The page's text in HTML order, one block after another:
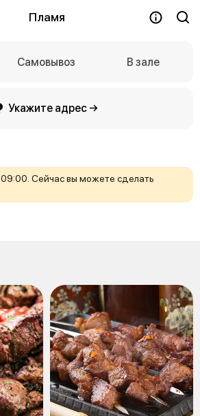
Пламя
Самовывоз В зале
Укажите адрес →
09:00. Сейчасвы можете сделать